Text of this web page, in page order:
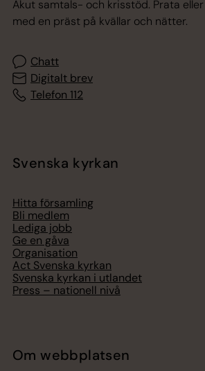
Akut samtals- och krisstöd. Prata
med en präst på kvällar och nätter.
Chatt
Digitalt brev
Telefon 112
Svenska kyrkan
Hitta församling
Bli medlem
Lediga jobb
Ge en gåva
Organisation
Act Svenska kyrkan
Svenska kyrkan i utlandet
Press – nationell nivå
Om webbplatsen